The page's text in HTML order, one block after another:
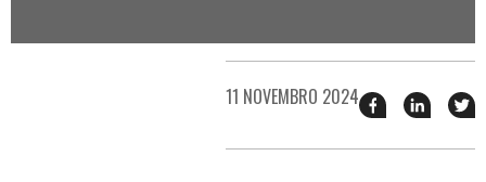
11 NOVEMBRO 2024 Compartilhar
esse
no
esse
no